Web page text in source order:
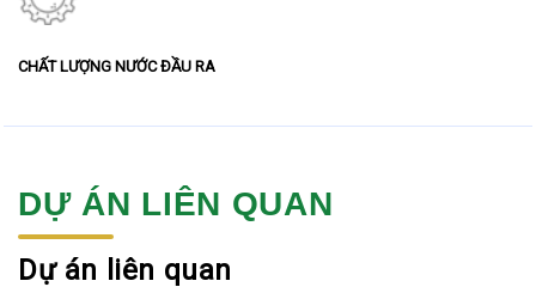
CHẤT LƯỢNG NƯỚC ĐẦU RA
DỰ ÁN LIÊN QUAN
Dự án liên quan